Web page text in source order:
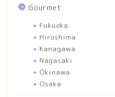
Gourmet
Fukuoka
Hiroshima
Kanagawa
Nagasaki
Okinawa
Osaka